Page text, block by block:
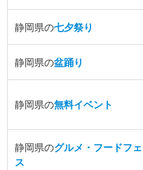
静岡県の七夕祭り
静岡県の盆踊り
静岡県の無料イベント
静岡県のグルメ・フードフェ
ス